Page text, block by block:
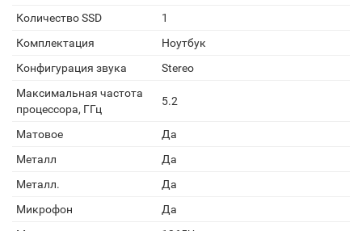
Количество SSD
1
Комплектация
Ноутбук
Конфигурация звука
Stereo
Максимальная частота
процессора, ГГц
5.2
Матовое
Да
Металл
Да
Металл.
Да
Микрофон
Да